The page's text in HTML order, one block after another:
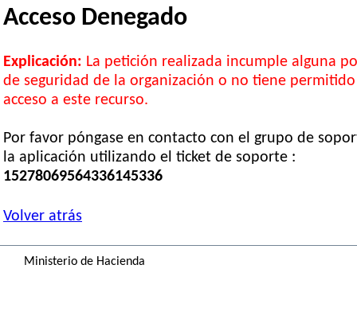
Acceso Denegado
Explicación: La petición realizada incumple alguna
de seguridad de la organización o no tiene
acceso a este recurso.
Por favor póngase en contacto con el grupo de
la aplicación utilizando el ticket de soporte :
15278069564336145336
Volver atrás
Ministerio de Hacienda